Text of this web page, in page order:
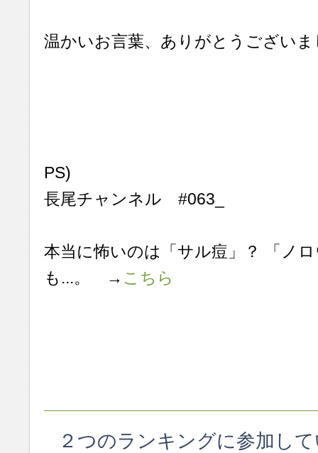
温かいお言葉、ありがとうございま
PS)
長尾チャンネル #063_
本当に怖いのは「サル痘」？ 「ノ
も...。 → こちら
２つのランキングに参加し